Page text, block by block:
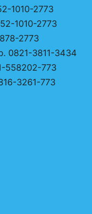
1010-2773
1010-2773
2773
0821-3811-3434
558202-773
3261-773